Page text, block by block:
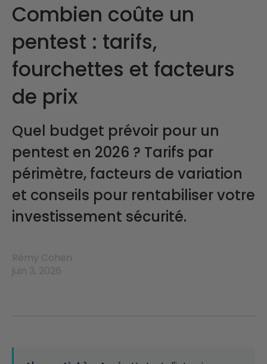
Combien coûte un
pentest : tarifs,
fourchettes et facteurs
de prix
Quel budget prévoir pour un
pentest en 2026 ? Tarifs par
périmètre, facteurs de variation
et conseils pour rentabiliser votre
investissement sécurité.
Rémy Cohen
juin 3, 2026